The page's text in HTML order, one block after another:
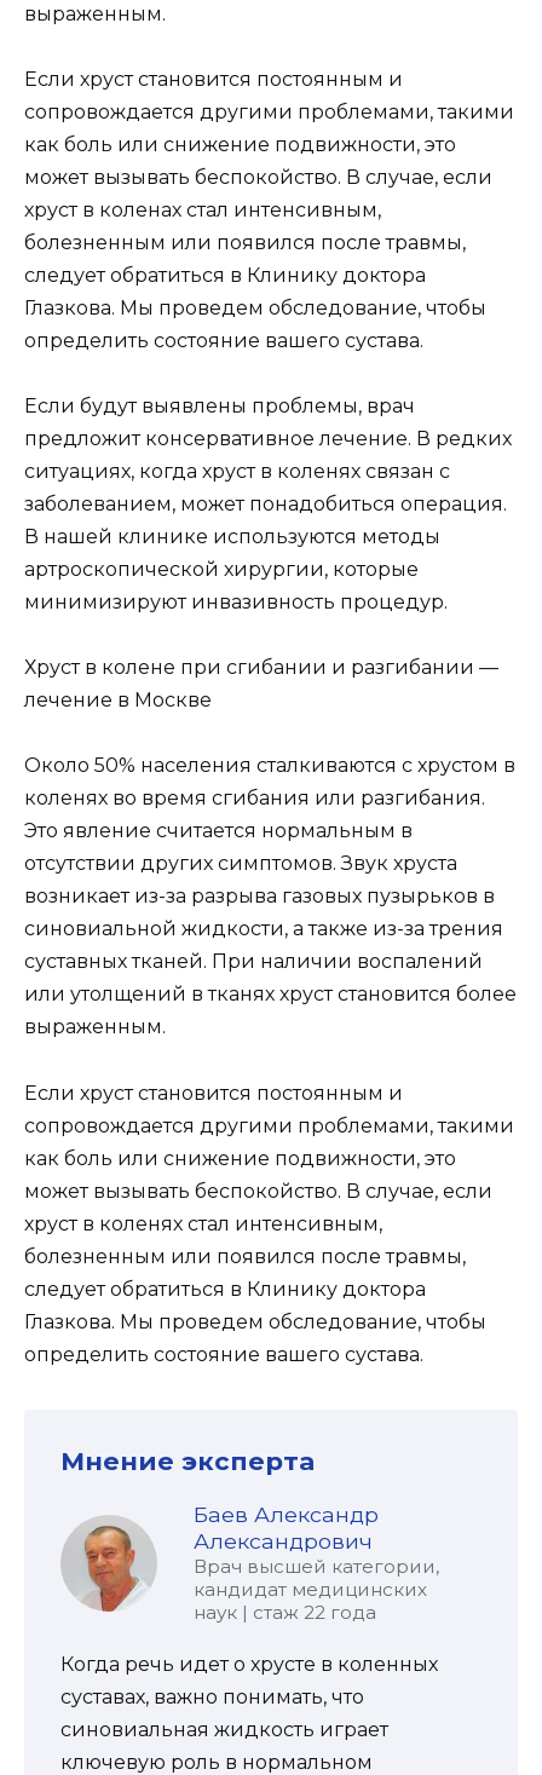
выраженным.
Если хруст становится постоянным и
сопровождается другими проблемами, такими
как боль или снижение подвижности, это
может вызывать беспокойство. В случае, если
хруст в коленах стал интенсивным,
болезненным или появился после травмы,
следует обратиться в Клинику доктора
Глазкова. Мы проведем обследование, чтобы
определить состояние вашего сустава.
Если будут выявлены проблемы, врач
предложит консервативное лечение. В редких
ситуациях, когда хруст в коленях связан с
заболеванием, может понадобиться операция.
В нашей клинике используются методы
артроскопической хирургии, которые
минимизируют инвазивность процедур.
Хруст в колене при сгибании и разгибании —
лечение в Москве
Около 50% населения сталкиваются с хрустом в
коленях во время сгибания или разгибания.
Это явление считается нормальным в
отсутствии других симптомов. Звук хруста
возникает из-за разрыва газовых пузырьков в
синовиальной жидкости, а также из-за трения
суставных тканей. При наличии воспалений
или утолщений в тканях хруст становится более
выраженным.
Если хруст становится постоянным и
сопровождается другими проблемами, такими
как боль или снижение подвижности, это
может вызывать беспокойство. В случае, если
хруст в коленях стал интенсивным,
болезненным или появился после травмы,
следует обратиться в Клинику доктора
Глазкова. Мы проведем обследование, чтобы
определить состояние вашего сустава.
Мнение эксперта
Баев Александр
Александрович
Врач высшей категории,
кандидат медицинских
наук | стаж 22 года
Когда речь идет о хрусте в коленных
суставах, важно понимать, что
синовиальная жидкость играет
ключевую роль в нормальном